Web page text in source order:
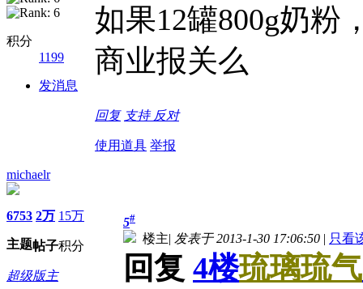
积分
1199
发消息
如果12罐800g奶粉
商业报关么
回复 支持 反对
使用道具 举报
michaelr
6753
主题
2万
帖子
15万
积分
超级版主
5#
楼主| 发表于 2013-1-30 17:06:50 | 只看
回复 4楼琉璃琉气